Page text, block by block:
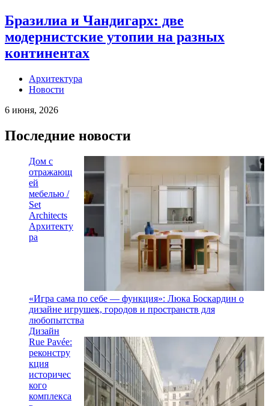
Бразилиа и Чандигарх: две
модернистские утопии на разных
континентах
Архитектура
Новости
6 июня, 2026
Последние новости
Дом с
отражающ
ей
мебелью /
Set
Architects
Архитекту
ра
«Игра сама по себе — функция»: Люка Боскардин о
дизайне игрушек, городов и пространств для
любопытства
Дизайн
Rue Pavée:
реконстру
кция
историчес
кого
комплекса